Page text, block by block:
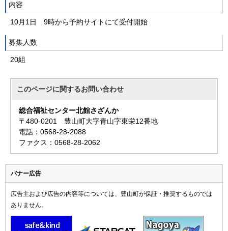
内容
10月1日 9時から予約サイトにて受付開始
募集人数
20組
このページに関するお問い合わせ
総合福祉センター北館さざんか
〒480-0201 豊山町大字青山字東栄12番地
電話：0568-28-2088
ファクス：0568-28-2062
バナー広告
広告主および広告の内容等については、豊山町が保証・推奨するものでは
ありません。